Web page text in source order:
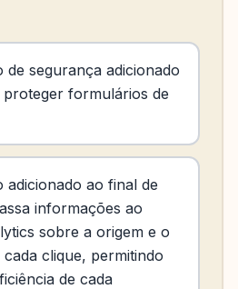
de segurança adicionado
proteger formulários de
adicionado ao final de
informações ao
sobre a origem e o
clique, permitindo
de cada